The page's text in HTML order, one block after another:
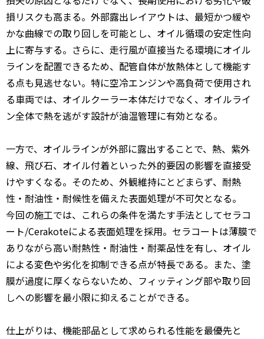
損リスクも高まる。外部露出レイアウトは、最短かつ緩や
かな曲線での取り回しを可能とし、オイル循環の安定性向
上に寄与する。さらに、走行風が直接当たる環境にオイル
ラインを配置できるため、配管自体が放熱体として機能す
る点も見逃せない。特に空冷エンジンや高負荷で使用され
る車両では、オイルクーラー本体だけでなく、オイルライ
ン全体で熱を逃がす設計が油温管理に有効となる。
一方で、オイルラインが外部に露出することで、熱、紫外
線、飛び石、オイル付着といった外的要因の影響を直接受
けやすくなる。そのため、外観維持にとどまらず、耐熱
性・耐油性・耐候性を備えた表面処理が不可欠となる。
今回の施工では、これらの条件を満たす手法としてセラコ
ート/Cerakoteによる表面処理を採用。セラコートは薄膜で
ありながら高い耐熱性・耐油性・耐薬品性を有し、オイル
による変色や劣化を抑制できる点が特長である。また、塗
膜が過度に厚くならないため、フィッティング部や取り回
しへの影響を最小限に抑えることができる。
仕上がりは、機能部品として求められる性能を最優先と